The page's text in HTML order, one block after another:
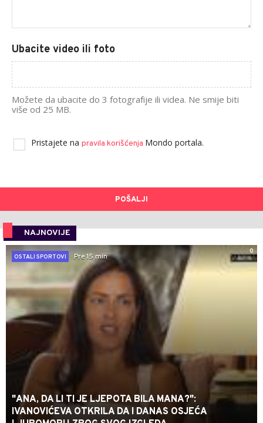
Ubacite video ili foto
Možete da ubacite do 3 fotografije ili videa. Ne smije biti
više od 25 MB.
Pristajete na pravila korišćenja Mondo portala.
POŠALJI
NAJNOVIJE
0
OSTALI SPORTOVI
Pre 15 min
"ANA, DA LI TI JE LJEPOTA BILA MANA?":
IVANOVIĆEVA OTKRILA DA I DANAS OSJEĆA